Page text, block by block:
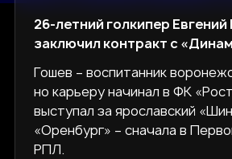
26-летний голкипер Евгений
заключил контракт с
Гошев – воспитанник
но карьеру начинал в ФК
выступал за ярославский
«Оренбург» – сначала в
РПЛ.